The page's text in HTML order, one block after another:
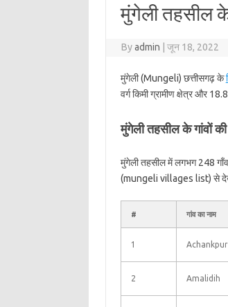
मुंगेली तहसील के
Byadmin जून 18, 2022
मुंगेली (Mungeli) छत्तीसगढ़ के
वर्ग किमी ग्रामीण क्षेत्र और
मुंगेली तहसील के गांवों
मुंगेली तहसील में लगभग 248
(mungeli villages list) से
# गांव का नाम
1 Achankpur
2 Amalidih